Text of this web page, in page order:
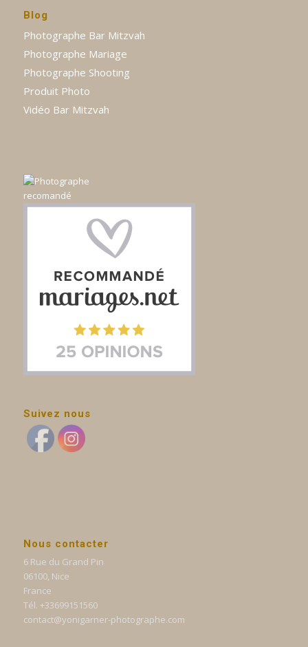
Blog
Photographe Bar Mitzvah
Photographe Mariage
Photographe Shooting
Produit Photo
Vidéo Bar Mitzvah
Suivez nous
Nous contacter
6 Rue du Grand Pin
06100, Nice
France
Tél. +33699151560
contact@yonigarner-photographe.com